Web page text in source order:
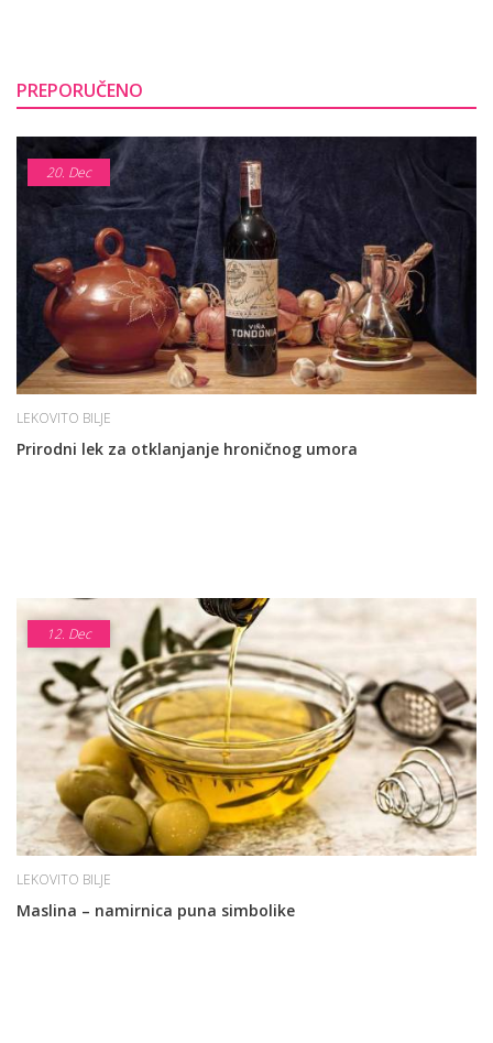
PREPORUČENO
20. Dec
LEKOVITO BILJE
Prirodni lek za otklanjanje hroničnog umora
12. Dec
LEKOVITO BILJE
Maslina – namirnica puna simbolike